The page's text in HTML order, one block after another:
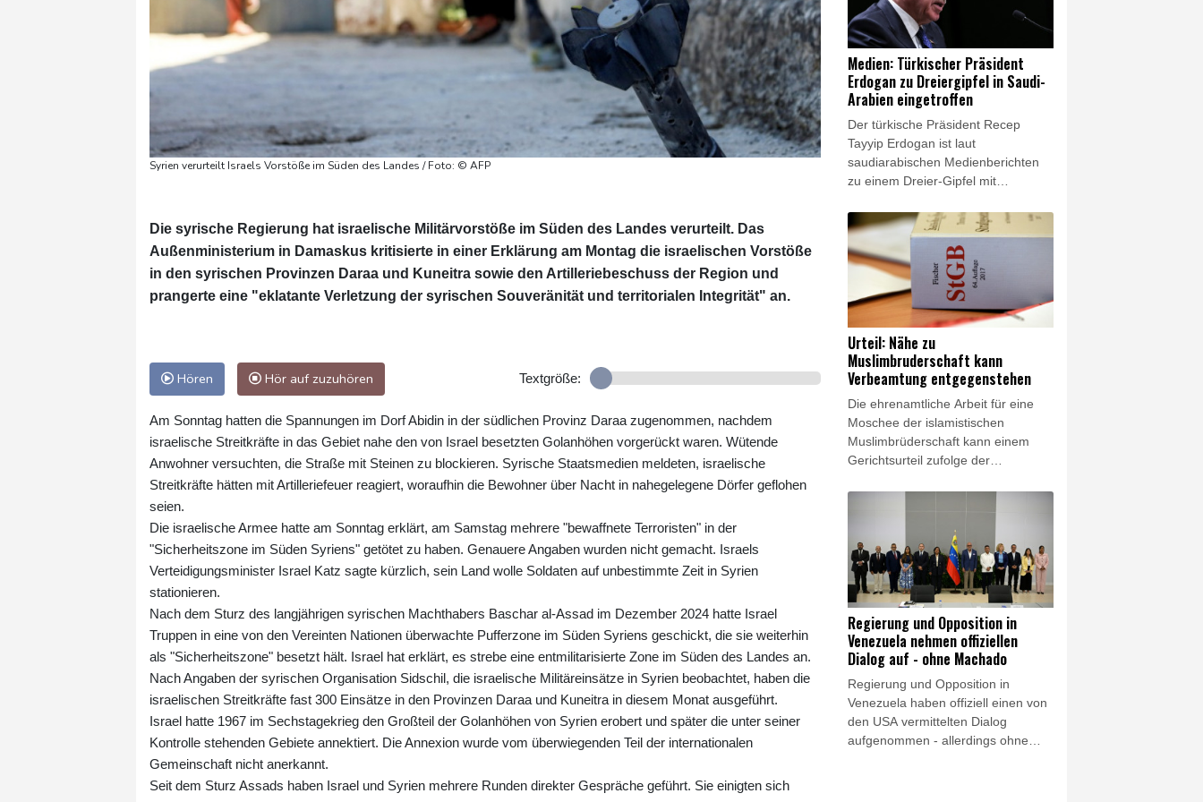
Syrien verurteilt Israels Vorstöße im Süden des Landes / Foto: © AFP
Die syrische Regierung hat israelische Militärvorstöße im Süden des Landes verurteilt. Das
Außenministerium in Damaskus kritisierte in einer Erklärung am Montag die israelischen Vorstöße
in den syrischen Provinzen Daraa und Kuneitra sowie den Artilleriebeschuss der Region und
prangerte eine "eklatante Verletzung der syrischen Souveränität und territorialen Integrität" an.
Hören Hör auf zuzuhören Textgröße:
Am Sonntag hatten die Spannungen im Dorf Abidin in der südlichen Provinz Daraa zugenommen, nachdem
israelische Streitkräfte in das Gebiet nahe den von Israel besetzten Golanhöhen vorgerückt waren. Wütende
Anwohner versuchten, die Straße mit Steinen zu blockieren. Syrische Staatsmedien meldeten, israelische
Streitkräfte hätten mit Artilleriefeuer reagiert, woraufhin die Bewohner über Nacht in nahegelegene Dörfer geflohen
seien.
Die israelische Armee hatte am Sonntag erklärt, am Samstag mehrere "bewaffnete Terroristen" in der
"Sicherheitszone im Süden Syriens" getötet zu haben. Genauere Angaben wurden nicht gemacht. Israels
Verteidigungsminister Israel Katz sagte kürzlich, sein Land wolle Soldaten auf unbestimmte Zeit in Syrien
stationieren.
Nach dem Sturz des langjährigen syrischen Machthabers Baschar al-Assad im Dezember 2024 hatte Israel
Truppen in eine von den Vereinten Nationen überwachte Pufferzone im Süden Syriens geschickt, die sie weiterhin
als "Sicherheitszone" besetzt hält. Israel hat erklärt, es strebe eine entmilitarisierte Zone im Süden des Landes an.
Nach Angaben der syrischen Organisation Sidschil, die israelische Militäreinsätze in Syrien beobachtet, haben die
israelischen Streitkräfte fast 300 Einsätze in den Provinzen Daraa und Kuneitra in diesem Monat ausgeführt.
Israel hatte 1967 im Sechstagekrieg den Großteil der Golanhöhen von Syrien erobert und später die unter seiner
Kontrolle stehenden Gebiete annektiert. Die Annexion wurde vom überwiegenden Teil der internationalen
Gemeinschaft nicht anerkannt.
Seit dem Sturz Assads haben Israel und Syrien mehrere Runden direkter Gespräche geführt. Sie einigten sich
Einmischung in seine
demokratischen Debatten dulden,
geschweige denn in seine
Wahlprozesse", erklärte Barrot am
Freitag im Onlinedienst X.
Medien: Türkischer Präsident
Erdogan zu Dreiergipfel in Saudi-
Arabien eingetroffen
Der türkische Präsident Recep
Tayyip Erdogan ist laut
saudiarabischen Medienberichten
zu einem Dreier-Gipfel mit
Pakistans in der saudiarabischen
Stadt Dschidda eingetroffen.
Erdogan kam am Freitag in der
Hafenstadt am Roten Meer an, wie
der saudiarabische Fernsehsender
Alechbarija berichtete. Dort will er
nach Angaben aus saudiarabischen
Regierungs- und Armeekreisen mit
dem saudiarabischen Kronprinzen
Mohammed bin Salman und dem
pakistanischen Regierungschef
Shebaz Sharif einen
Verteidigungspakt schließen.
Urteil: Nähe zu
Muslimbruderschaft kann
Verbeamtung entgegenstehen
Die ehrenamtliche Arbeit für eine
Moschee der islamistischen
Muslimbrüderschaft kann einem
Gerichtsurteil zufolge der
Beamtenverhältnis entgegenstehen.
Verwaltungsgericht Karlsruhe und
wies damit die Klage einer
Mitarbeiterin der städtischen
Ausländerbehörde ab, wie das
Gericht am Freitag in der baden-
württembergischen Stadt mitteilte.
Regierung und Opposition in
Venezuela nehmen offiziellen
Dialog auf - ohne Machado
Regierung und Opposition in
Venezuela haben offiziell einen von
den USA vermittelten Dialog
aufgenommen - allerdings ohne